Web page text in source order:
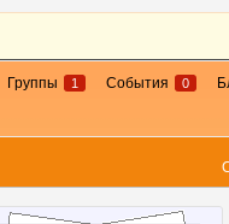
Группы 1 События 0